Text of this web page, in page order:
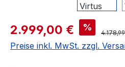
2.999,00 € %
Preise inkl. MwSt. zzgl.